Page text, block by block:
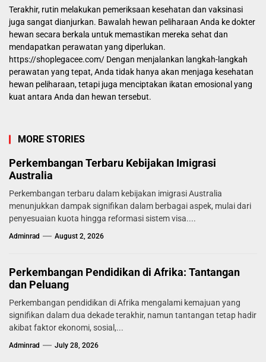
Terakhir, rutin melakukan pemeriksaan kesehatan dan vaksinasi
juga sangat dianjurkan. Bawalah hewan peliharaan Anda ke dokter
hewan secara berkala untuk memastikan mereka sehat dan
mendapatkan perawatan yang diperlukan.
https://shoplegacee.com/ Dengan menjalankan langkah-langkah
perawatan yang tepat, Anda tidak hanya akan menjaga kesehatan
hewan peliharaan, tetapi juga menciptakan ikatan emosional yang
kuat antara Anda dan hewan tersebut.
MORE STORIES
Perkembangan Terbaru Kebijakan Imigrasi
Australia
Perkembangan terbaru dalam kebijakan imigrasi Australia
menunjukkan dampak signifikan dalam berbagai aspek, mulai dari
penyesuaian kuota hingga reformasi sistem visa....
Adminrad August 2, 2026
Perkembangan Pendidikan di Afrika: Tantangan
dan Peluang
Perkembangan pendidikan di Afrika mengalami kemajuan yang
signifikan dalam dua dekade terakhir, namun tantangan tetap hadir
akibat faktor ekonomi, sosial,...
Adminrad July 28, 2026